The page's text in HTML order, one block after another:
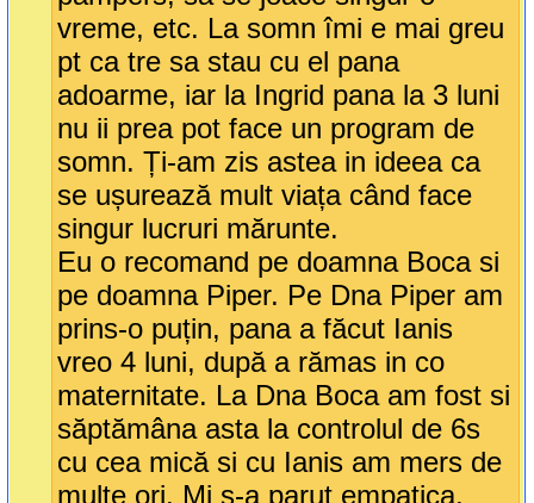
vreme, etc. La somn îmi e mai greu
pt ca tre sa stau cu el pana
adoarme, iar la Ingrid pana la 3 luni
nu ii prea pot face un program de
somn. Ți-am zis astea in ideea ca
se ușurează mult viața când face
singur lucruri mărunte.
Eu o recomand pe doamna Boca si
pe doamna Piper. Pe Dna Piper am
prins-o puțin, pana a făcut Ianis
vreo 4 luni, după a rămas in co
maternitate. La Dna Boca am fost si
săptămâna asta la controlul de 6s
cu cea mică si cu Ianis am mers de
multe ori. Mi s-a parut empatica,